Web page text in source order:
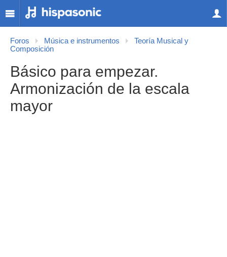
Foros Música e instrumentos
Teoría Musical y
Composición
Básico para empezar.
Armonización de la escala
mayor